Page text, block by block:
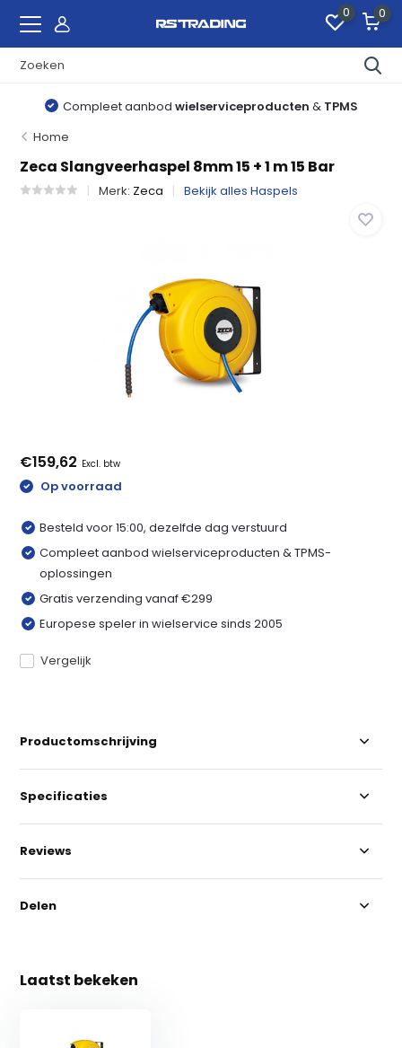
0 0
Compleet aanbod wielserviceproducten & TPMS
Home
Zeca Slangveerhaspel 8mm 15 + 1 m 15 Bar
Merk: Zeca Bekijk alles Haspels
€159,62 Excl. btw
Op voorraad
Besteld voor 15:00, dezelfde dag verstuurd
Compleet aanbod wielserviceproducten & TPMS-
oplossingen
Gratis verzending vanaf €299
Europese speler in wielservice sinds 2005
Vergelijk
Productomschrijving
Specificaties
Reviews
Delen
Laatst bekeken